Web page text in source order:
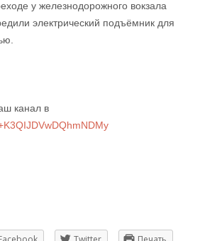
у железнодорожного вокзала
электрический подъёмник для
канал в